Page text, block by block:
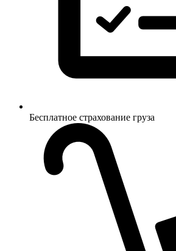
Бесплатное страхование груза